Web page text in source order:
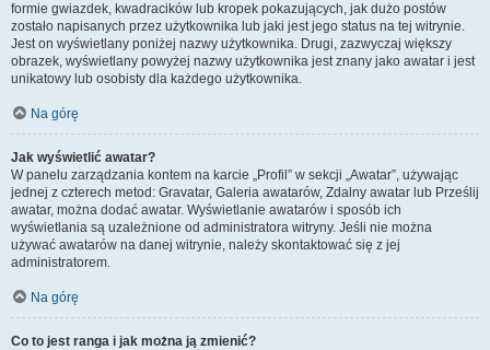
formie gwiazdek, kwadracików lub kropek pokazujących, jak dużo postów
zostało napisanych przez użytkownika lub jaki jest jego status na tej witrynie.
Jest on wyświetlany poniżej nazwy użytkownika. Drugi, zazwyczaj większy
obrazek, wyświetlany powyżej nazwy użytkownika jest znany jako awatar i jest
unikatowy lub osobisty dla każdego użytkownika.
Na górę
Jak wyświetlić awatar?
W panelu zarządzania kontem na karcie „Profil” w sekcji „Awatar”, używając
jednej z czterech metod: Gravatar, Galeria awatarów, Zdalny awatar lub Prześlij
awatar, można dodać awatar. Wyświetlanie awatarów i sposób ich
wyświetlania są uzależnione od administratora witryny. Jeśli nie można
używać awatarów na danej witrynie, należy skontaktować się z jej
administratorem.
Na górę
Co to jest ranga i jak można ją zmienić?